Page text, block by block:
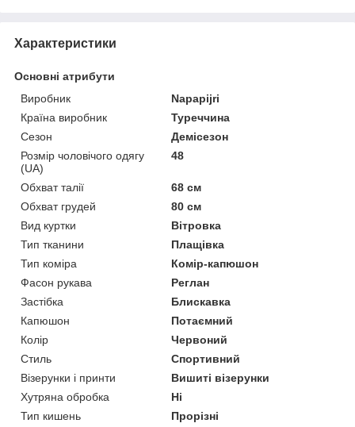
Характеристики
Основні атрибути
Виробник
Napapijri
Країна виробник
Туреччина
Сезон
Демісезон
Розмір чоловічого одягу
(UA)
48
Обхват талії
68 см
Обхват грудей
80 см
Вид куртки
Вітровка
Тип тканини
Плащівка
Тип коміра
Комір-капюшон
Фасон рукава
Реглан
Застібка
Блискавка
Капюшон
Потаємний
Колір
Червоний
Стиль
Спортивний
Візерунки і принти
Вишиті візерунки
Хутряна обробка
Ні
Тип кишень
Прорізні